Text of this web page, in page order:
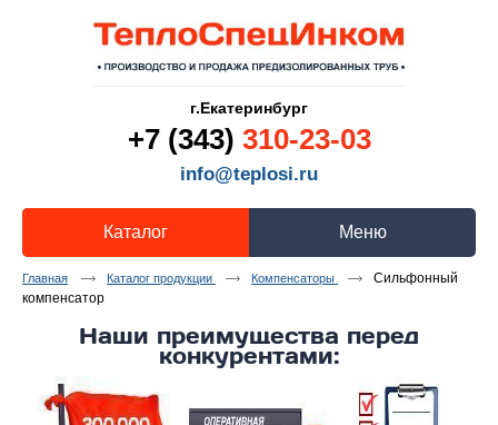
г.Екатеринбург
+7 (343) 310-23-03
info@teplosi.ru
Каталог Меню
Главная Каталог продукции Компенсаторы
Сильфонный
компенсатор
Наши преимущества перед
конкурентами: